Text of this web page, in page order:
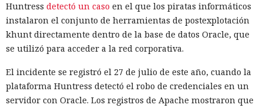
depuración Instant Navigations, que muestra los
componentes lentos, documentación con soporte de
versiones para agentes de IA, límites propios de manejo de
errores y compatibilidad con importaciones de archivos tipo
Las conversaciones sobre la pérdida de popularidad de
Next.js en favor de los frameworks Remix, Astro y Gatsby
Huntress detectó un caso en el que los piratas informáticos
instalaron el conjunto de herramientas de postexplotación
khunt directamente dentro de la base de datos Oracle, que
se utilizó para acceder a la red corporativa.
El incidente se registró el 27 de julio de este año, cuando la
plataforma Huntress detectó el robo de credenciales en un
servidor con Oracle. Los registros de Apache mostraron que